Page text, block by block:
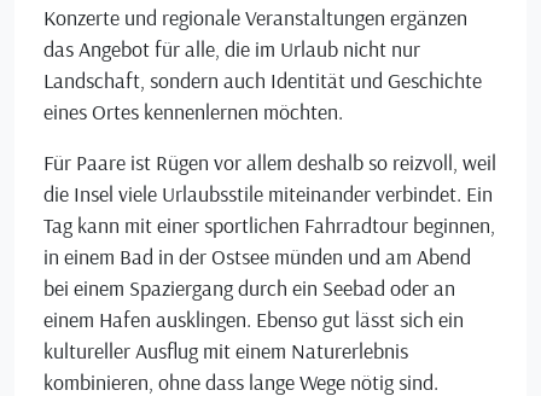
Konzerte und regionale Veranstaltungen ergänzen
das Angebot für alle, die im Urlaub nicht nur
Landschaft, sondern auch Identität und Geschichte
eines Ortes kennenlernen möchten.
Für Paare ist Rügen vor allem deshalb so reizvoll, weil
die Insel viele Urlaubsstile miteinander verbindet. Ein
Tag kann mit einer sportlichen Fahrradtour beginnen,
in einem Bad in der Ostsee münden und am Abend
bei einem Spaziergang durch ein Seebad oder an
einem Hafen ausklingen. Ebenso gut lässt sich ein
kultureller Ausflug mit einem Naturerlebnis
kombinieren, ohne dass lange Wege nötig sind.